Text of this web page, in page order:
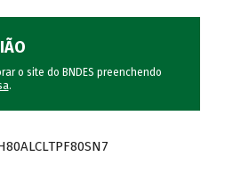
o site do BNDES preenchendo
.